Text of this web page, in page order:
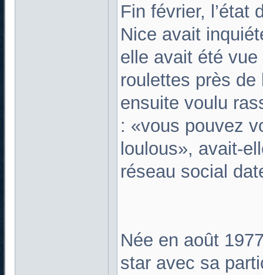
Fin février, l’état
Nice avait
elle avait été
roulettes près
ensuite voulu
: «vous pouvez
loulous», avait-
réseau social
Née en août
star avec sa